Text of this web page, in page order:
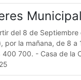
del 8 de
por la mañana, de 8
400 700. - Casa de la